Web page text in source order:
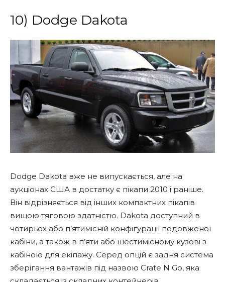
10) Dodge Dakota
Dodge Dakota вже не випускається, але на
аукціонах США в достатку є пікапи 2010 і раніше.
Він відрізняється від інших компактних пікапів
вищою тяговою здатністю. Dakota доступний в
чотирьох або п’ятимісній конфігурації подовженої
кабіни, а також в п’яти або шестимісному кузові з
кабіною для екіпажу. Серед опцій є задня система
зберігання вантажів під назвою Crate N Go, яка